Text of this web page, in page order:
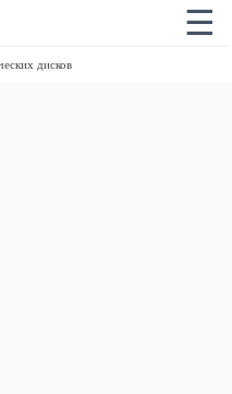
☰
дисков